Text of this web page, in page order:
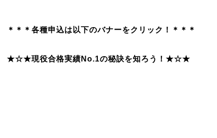
＊＊＊各種申込は以下のバナーをクリック！＊＊＊
★☆★現役合格実績No.1の秘訣を知ろう！★☆★